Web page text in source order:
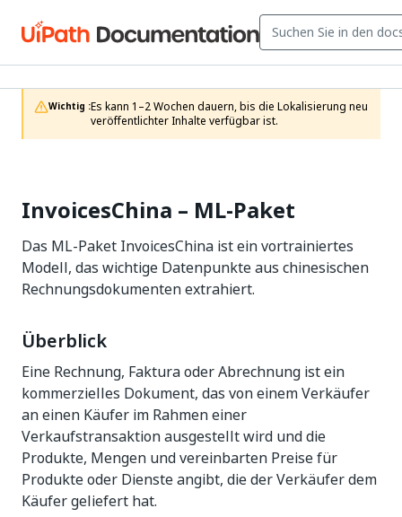
Wichtig :Es kann 1–2 Wochen dauern, bis die Lokalisierung neu
veröffentlichter Inhalte verfügbar ist.
InvoicesChina – ML-Paket
Das ML-Paket InvoicesChina ist ein vortrainiertes
Modell, das wichtige Datenpunkte aus chinesischen
Rechnungsdokumenten extrahiert.
Überblick
Eine Rechnung, Faktura oder Abrechnung ist ein
kommerzielles Dokument, das von einem Verkäufer
an einen Käufer im Rahmen einer
Verkaufstransaktion ausgestellt wird und die
Produkte, Mengen und vereinbarten Preise für
Produkte oder Dienste angibt, die der Verkäufer dem
Käufer geliefert hat.